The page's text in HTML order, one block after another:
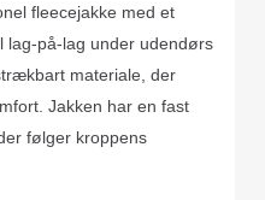
fleecejakke med et
på-lag under udendørs
materiale, der
Jakken har en fast
følger kroppens